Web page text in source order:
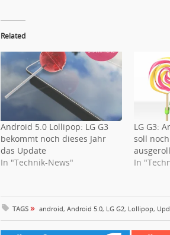
Related
Android 5.0 Lollipop: LG G3
bekommt noch dieses Jahr
das Update
In "Technik-News"
LG G3:
soll
In
TAGS » android, Android 5.0, LG G2, Lollipop,